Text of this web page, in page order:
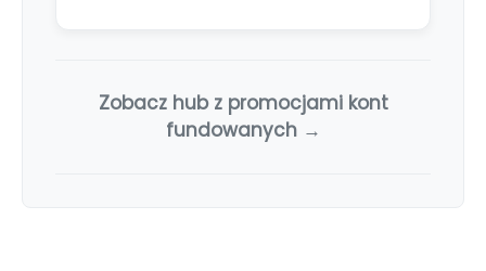
Zobacz hub z promocjami kont
fundowanych →